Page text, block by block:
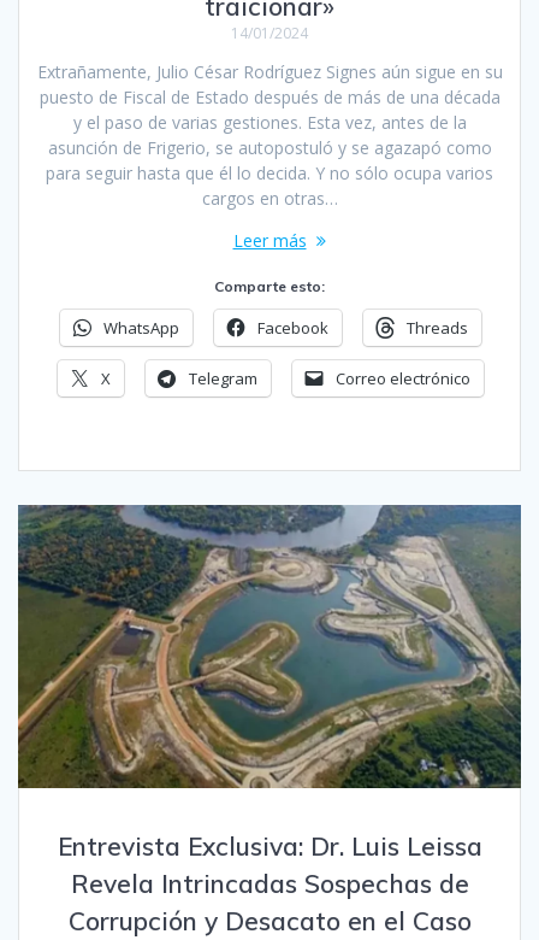
14/01/2024
Extrañamente, Julio César Rodríguez Signes aún sigue en su
puesto de Fiscal de Estado después de más de una década
y el paso de varias gestiones. Esta vez, antes de la
asunción de Frigerio, se autopostuló y se agazapó como
para seguir hasta que él lo decida. Y no sólo ocupa varios
cargos en otras…
Leer más
Comparte esto:
WhatsApp Facebook Threads
X Telegram Correo electrónico
Entrevista Exclusiva: Dr. Luis Leissa
Revela Intrincadas Sospechas de
Corrupción y Desacato en el Caso